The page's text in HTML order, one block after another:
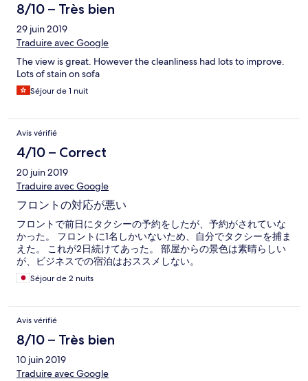
8/10 – Très bien
29 juin 2019
Traduire avec Google
The view is great. However the cleanliness had lots to improve.
Lots of stain on sofa
Séjour de 1 nuit
Avis vérifié
4/10 – Correct
20 juin 2019
Traduire avec Google
フロントの対応が悪い
フロントで前日にタクシーの予約をしたが、予約がされていな
かった。 フロントに1名しかいないため、自分でタクシーを捕ま
えた。 これが2日続けてあった。 部屋からの景色は素晴らしい
が、ビジネスでの宿泊はおススメしない。
Séjour de 2 nuits
Avis vérifié
8/10 – Très bien
10 juin 2019
Traduire avec Google